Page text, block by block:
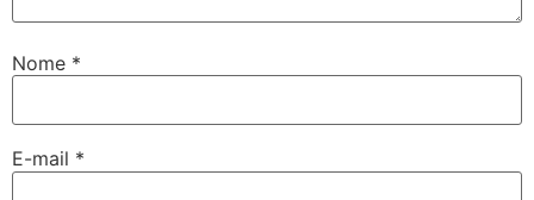
Nome *
E-mail *